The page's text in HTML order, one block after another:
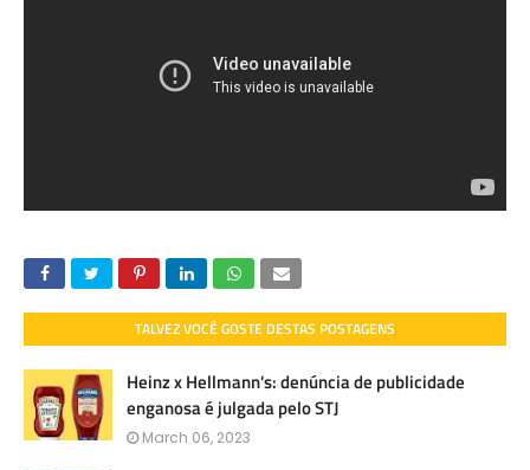
TALVEZ VOCÊ GOSTE DESTAS POSTAGENS
Heinz x Hellmann's: denúncia de publicidade
enganosa é julgada pelo STJ
March 06, 2023